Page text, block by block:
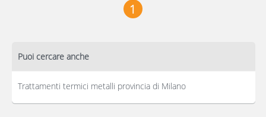
1
Puoi cercare anche
Trattamenti termici metalli provincia di Milano